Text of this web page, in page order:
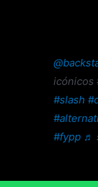
icónicos
#slash
#fypp ♬